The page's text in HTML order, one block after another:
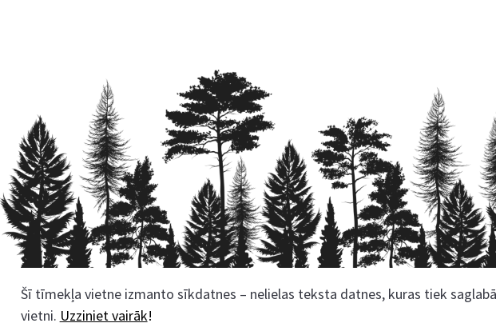
Rekvizīti
Šī tīmekļa vietne izmanto sīkdatnes – nelielas teksta datnes, kuras tiek
vietni. Uzziniet vairāk!